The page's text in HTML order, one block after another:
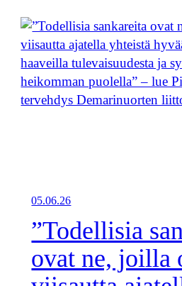
05.06.26
”Todellisia
ovat ne, joilla